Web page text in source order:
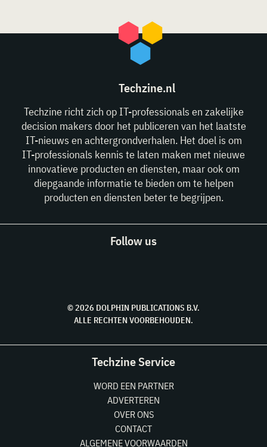
Techzine.nl
Techzine richt zich op IT-professionals en zakelijke
decision makers door het publiceren van het laatste
IT-nieuws en achtergrondverhalen. Het doel is om
IT-professionals kennis te laten maken met nieuwe
innovatieve producten en diensten, maar ook om
diepgaande informatie te bieden om te helpen
producten en diensten beter te begrijpen.
Follow us
© 2026 DOLPHIN PUBLICATIONS B.V.
ALLE RECHTEN VOORBEHOUDEN.
Techzine Service
WORD EEN PARTNER
ADVERTEREN
OVER ONS
CONTACT
ALGEMENE VOORWAARDEN